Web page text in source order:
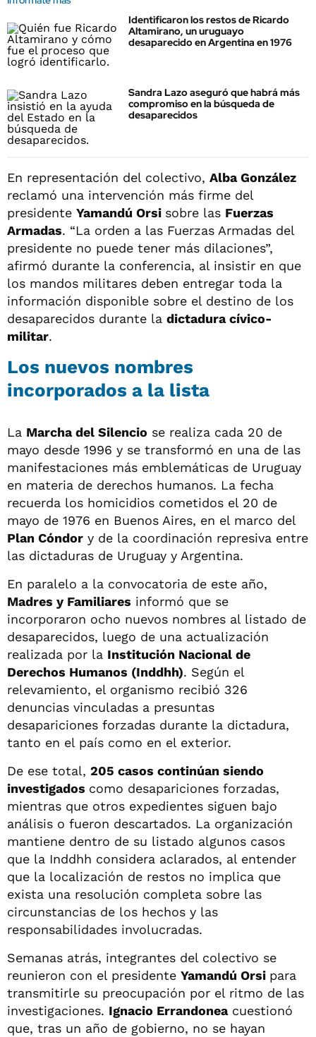
Identificaron los restos de Ricardo
Altamirano, un uruguayo
desaparecido en Argentina en 1976
Sandra Lazo aseguró que habrá más
compromiso en la búsqueda de
desaparecidos
En representación del colectivo, Alba González
reclamó una intervención más firme del
presidente Yamandú Orsi sobre las Fuerzas
Armadas. “La orden a las Fuerzas Armadas del
presidente no puede tener más dilaciones”,
afirmó durante la conferencia, al insistir en que
los mandos militares deben entregar toda la
información disponible sobre el destino de los
desaparecidos durante la dictadura cívico-
militar.
Los nuevos nombres
incorporados a la lista
La Marcha del Silencio se realiza cada 20 de
mayo desde 1996 y se transformó en una de las
manifestaciones más emblemáticas de Uruguay
en materia de derechos humanos. La fecha
recuerda los homicidios cometidos el 20 de
mayo de 1976 en Buenos Aires, en el marco del
Plan Cóndor y de la coordinación represiva entre
las dictaduras de Uruguay y Argentina.
En paralelo a la convocatoria de este año,
Madres y Familiares informó que se
incorporaron ocho nuevos nombres al listado de
desaparecidos, luego de una actualización
realizada por la Institución Nacional de
Derechos Humanos (Inddhh). Según el
relevamiento, el organismo recibió 326
denuncias vinculadas a presuntas
desapariciones forzadas durante la dictadura,
tanto en el país como en el exterior.
De ese total, 205 casos continúan siendo
investigados como desapariciones forzadas,
mientras que otros expedientes siguen bajo
análisis o fueron descartados. La organización
mantiene dentro de su listado algunos casos
que la Inddhh considera aclarados, al entender
que la localización de restos no implica que
exista una resolución completa sobre las
circunstancias de los hechos y las
responsabilidades involucradas.
Semanas atrás, integrantes del colectivo se
reunieron con el presidente Yamandú Orsi para
transmitirle su preocupación por el ritmo de las
investigaciones. Ignacio Errandoneacuestionó
que, tras un año de gobierno, no se hayan